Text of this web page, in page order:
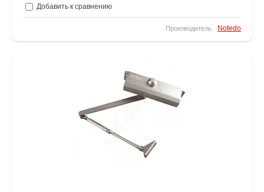
Добавить к сравнению
Производитель Notedo